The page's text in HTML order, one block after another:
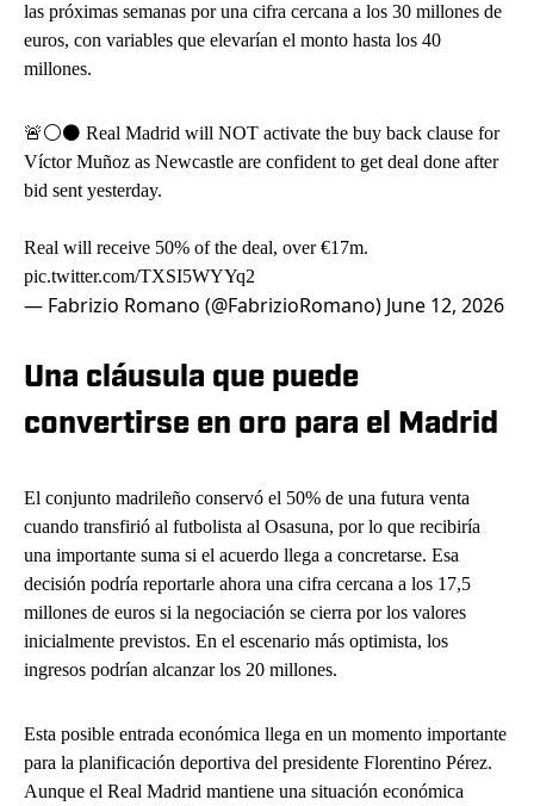
las próximas semanas por una cifra cercana a los 30 millones de
euros, con variables que elevarían el monto hasta los 40
millones.
🚨⚪️⚫️ Real Madrid will NOT activate the buy back clause for
Víctor Muñoz as Newcastle are confident to get deal done after
bid sent yesterday.
Real will receive 50% of the deal, over €17m.
pic.twitter.com/TXSI5WYYq2
— Fabrizio Romano (@FabrizioRomano) June 12, 2026
Una cláusula que puede
convertirse en oro para el Madrid
El conjunto madrileño conservó el 50% de una futura venta
cuando transfirió al futbolista al Osasuna, por lo que recibiría
una importante suma si el acuerdo llega a concretarse. Esa
decisión podría reportarle ahora una cifra cercana a los 17,5
millones de euros si la negociación se cierra por los valores
inicialmente previstos. En el escenario más optimista, los
ingresos podrían alcanzar los 20 millones.
Esta posible entrada económica llega en un momento importante
para la planificación deportiva del presidente Florentino Pérez.
Aunque el Real Madrid mantiene una situación económica